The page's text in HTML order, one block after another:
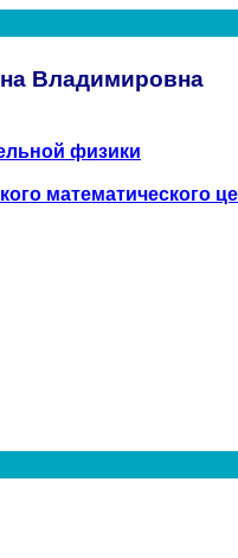
Владимировна
физики
математического